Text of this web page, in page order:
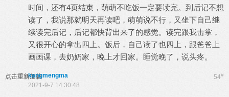
时间，还有4页结束，萌萌不吃饭一定要读完。到后记不想
读了，我说那就明天再读吧，萌萌说不行，又坐下自己继
续读完后记，后记都快背出来了的感觉。读完跟我击掌，
又很开心的拿出四上。饭后，自己读了也四上，跟爸爸上
画画课，去奶奶家，晚上才回家。睡觉晚了，说头疼。
点击重新加载 54#
kangmengma
2021-9-7 14:30:48